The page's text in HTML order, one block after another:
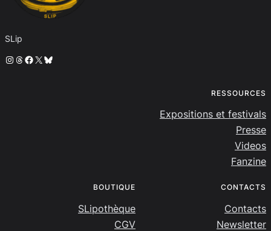
SLip
Instagram
Threads
Facebook
X Bluesky
RESSOURCES
Expositions et festivals
Presse
Videos
Fanzine
BOUTIQUE
SLipothèque
CGV
CONTACTS
Contacts
Newsletter